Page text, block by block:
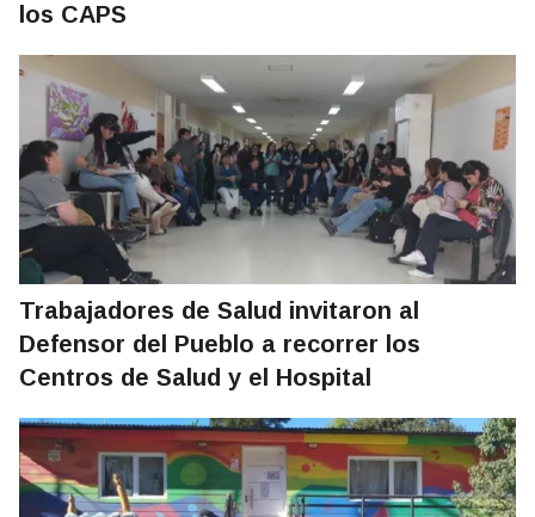
los CAPS
Trabajadores de Salud invitaron al
Defensor del Pueblo a recorrer los
Centros de Salud y el Hospital